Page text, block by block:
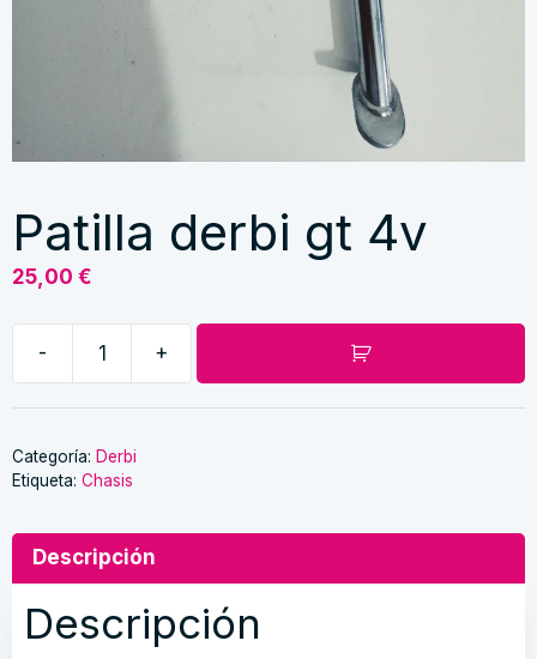
Patilla derbi gt 4v
25,00 €
- +
Categoría: Derbi
Etiqueta: Chasis
Descripción
Descripción